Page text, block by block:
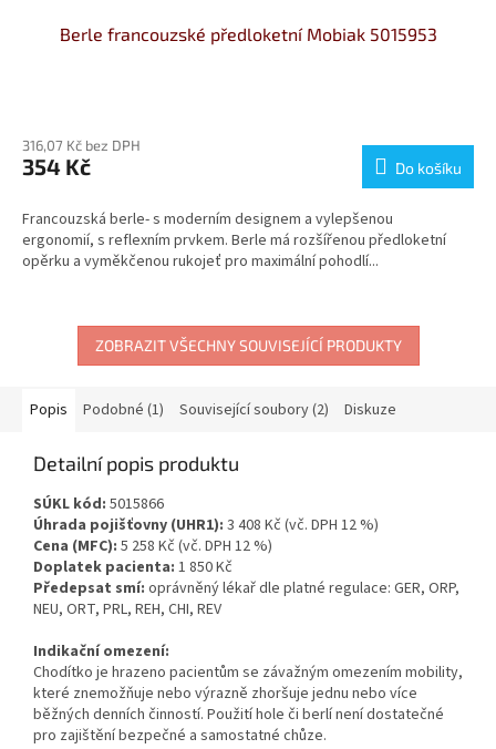
Berle francouzské předloketní Mobiak 5015953
produktu
je
z
5
hvězdiček.
316,07 Kč bez DPH
354 Kč Do košíku
Francouzská berle- s moderním designem a vylepšenou
ergonomií, s reflexním prvkem. Berle má rozšířenou předloketní
opěrku a vyměkčenou rukojeť pro maximální pohodlí...
ZOBRAZIT VŠECHNY SOUVISEJÍCÍ PRODUKTY
Popis Podobné (1) Související soubory (2) Diskuze
Detailní popis produktu
SÚKL kód: 5015866
Úhrada pojišťovny (UHR1): 3 408 Kč (vč. DPH 12 %)
Cena (MFC): 5 258 Kč (vč. DPH 12 %)
Doplatek pacienta: 1 850 Kč
Předepsat smí: oprávněný lékař dle platné regulace: GER, ORP,
NEU, ORT, PRL, REH, CHI, REV
Indikační omezení:
Chodítko je hrazeno pacientům se závažným omezením mobility,
které znemožňuje nebo výrazně zhoršuje jednu nebo více
běžných denních činností. Použití hole či berlí není dostatečné
pro zajištění bezpečné a samostatné chůze.